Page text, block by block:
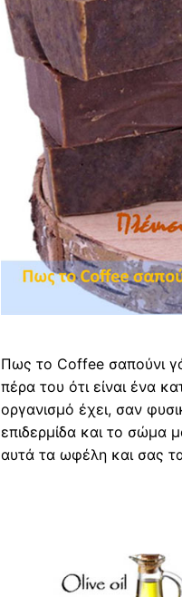
Πως το Coffee σαπούνι
πέρα του ότι είναι ένα
οργανισμό έχει, σαν
επιδερμίδα και το σώμα
αυτά τα ωφέλη και σας